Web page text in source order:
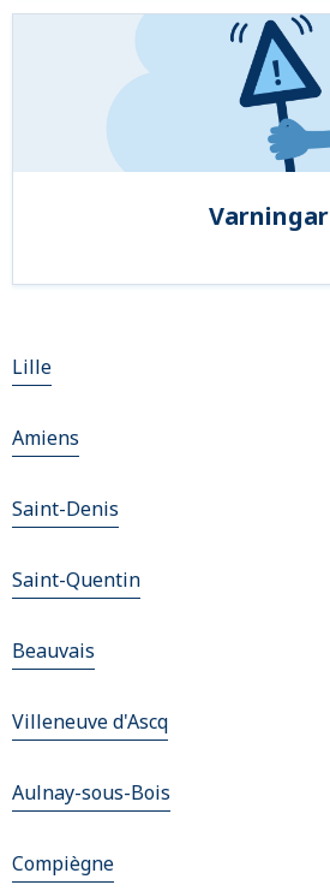
Varningar
Lille
Amiens
Saint-Denis
Saint-Quentin
Beauvais
Villeneuve d'Ascq
Aulnay-sous-Bois
Compiègne